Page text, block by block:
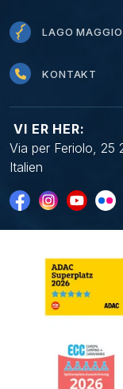
LAGO
KONTAKT
VI ER HER:
Via per Feriolo, 25
Italien